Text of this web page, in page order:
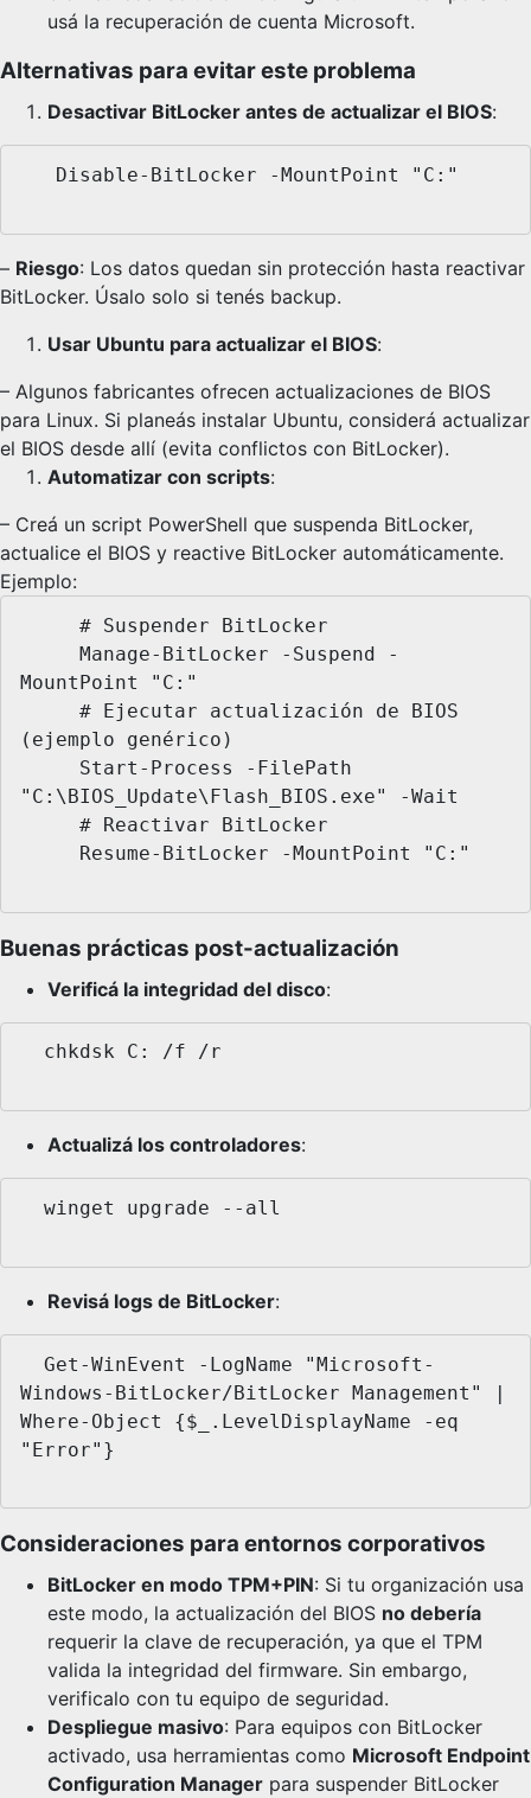
usá la recuperación de cuenta Microsoft.
Alternativas para evitar este problema
Desactivar BitLocker antes de actualizar el BIOS:
– Riesgo: Los datos quedan sin protección hasta reactivar
BitLocker. Úsalo solo si tenés backup.
Usar Ubuntu para actualizar el BIOS:
– Algunos fabricantes ofrecen actualizaciones de BIOS
para Linux. Si planeás instalar Ubuntu, considerá actualizar
el BIOS desde allí (evita conflictos con BitLocker).
Automatizar con scripts:
– Creá un script PowerShell que suspenda BitLocker,
actualice el BIOS y reactive BitLocker automáticamente.
Ejemplo:
MountPoint "C:"
(ejemplo genérico)
"C:\BIOS_Update\Flash_BIOS.exe" -Wait
Buenas prácticas post-actualización
Verificá la integridad del disco:
Actualizá los controladores:
Revisá logs de BitLocker:
Windows-BitLocker/BitLocker Management" |
Where-Object {$_.LevelDisplayName -eq
"Error"}
Consideraciones para entornos corporativos
BitLocker en modo TPM+PIN: Si tu organización usa
este modo, la actualización del BIOS no debería
requerir la clave de recuperación, ya que el TPM
valida la integridad del firmware. Sin embargo,
verificalo con tu equipo de seguridad.
Despliegue masivo: Para equipos con BitLocker
activado, usa herramientas como Microsoft Endpoint
Configuration Manager para suspender BitLocker